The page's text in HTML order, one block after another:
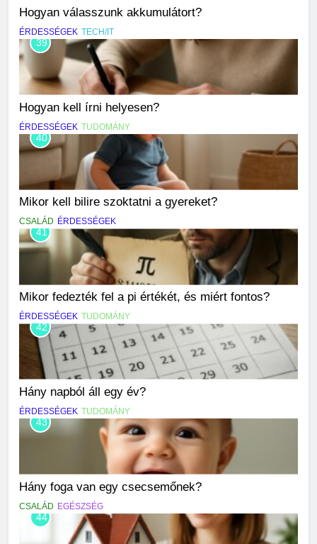
Hogyan válasszunk akkumulátort?
ÉRDESSÉGEK TECH/IT
39
Hogyan kell írni helyesen?
ÉRDESSÉGEK TUDOMÁNY
40
Mikor kell bilire szoktatni a gyereket?
CSALÁD ÉRDESSÉGEK
41
Mikor fedezték fel a pi értékét, és miért fontos?
ÉRDESSÉGEK TUDOMÁNY
42
Hány napból áll egy év?
ÉRDESSÉGEK TUDOMÁNY
43
Hány foga van egy csecsemőnek?
CSALÁD EGÉSZSÉG
44